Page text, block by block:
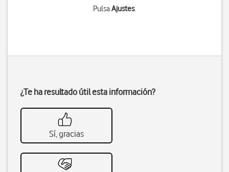
PulsaAjustes.
¿Te ha resultado útil esta información?
Sí, gracias